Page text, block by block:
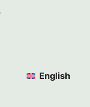
English